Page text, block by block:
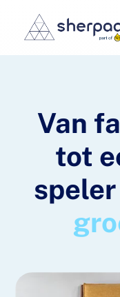
Van
tot
speler